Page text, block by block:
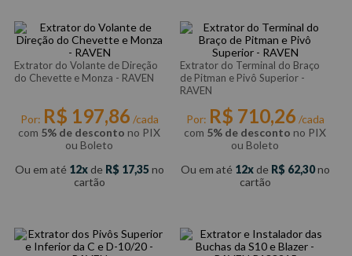
Extrator do Volante de Direção
do Chevette e Monza - RAVEN
Por: R$ 197,86 /cada
com 5% de desconto no PIX
ou Boleto
Ou em até 12 de R$ 17,35no
cartão
Extrator do Terminal do Braço
de Pitman e Pivô Superior -
RAVEN
Por: R$ 710,26 /cada
com 5% de desconto no PIX
ou Boleto
Ou em até 12 de R$ 62,30no
cartão